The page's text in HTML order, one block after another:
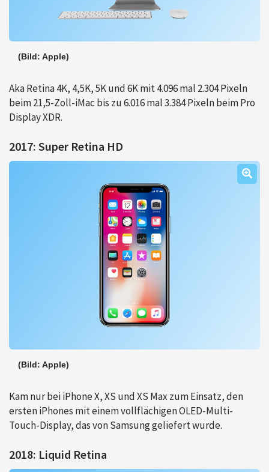
(Bild: Apple)
Aka Retina 4K, 4,5K, 5K und 6K mit 4.096 mal 2.304 Pixeln
beim 21,5-Zoll-iMac bis zu 6.016 mal 3.384 Pixeln beim Pro
Display XDR.
2017: Super Retina HD
(Bild: Apple)
Kam nur bei iPhone X, XS und XS Max zum Einsatz, den
ersten iPhones mit einem vollflächigen OLED-Multi-
Touch-Display, das von Samsung geliefert wurde.
2018: Liquid Retina